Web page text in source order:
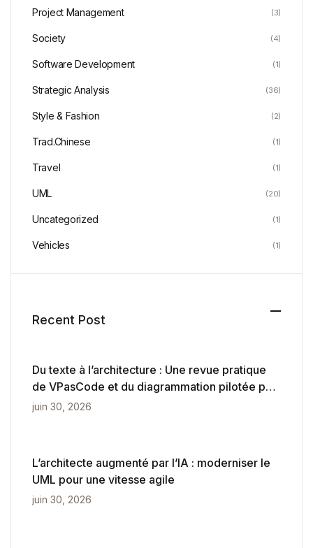
Project Management (3)
Society (4)
Software Development (1)
Strategic Analysis (36)
Style & Fashion (2)
Trad.Chinese (1)
Travel (1)
UML (20)
Uncategorized (1)
Vehicles (1)
Recent Post
Du texte à l’architecture : Une revue pratique
de VPasCode et du diagrammation pilotée par
l’IA
juin 30, 2026
L’architecte augmenté par l’IA : moderniser le
UML pour une vitesse agile
juin 30, 2026